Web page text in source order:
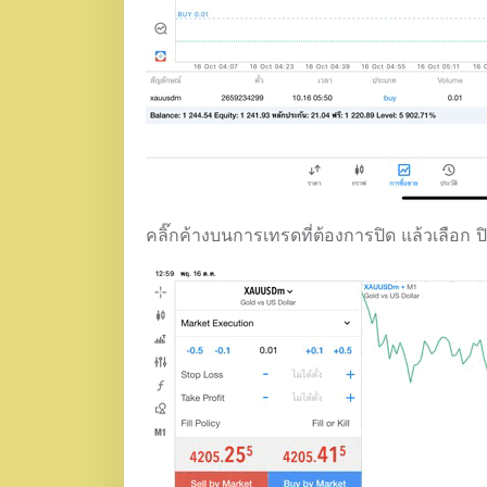
คลิ๊กค้างบนการเทรดที่ต้องการปิด แล้วเลือก